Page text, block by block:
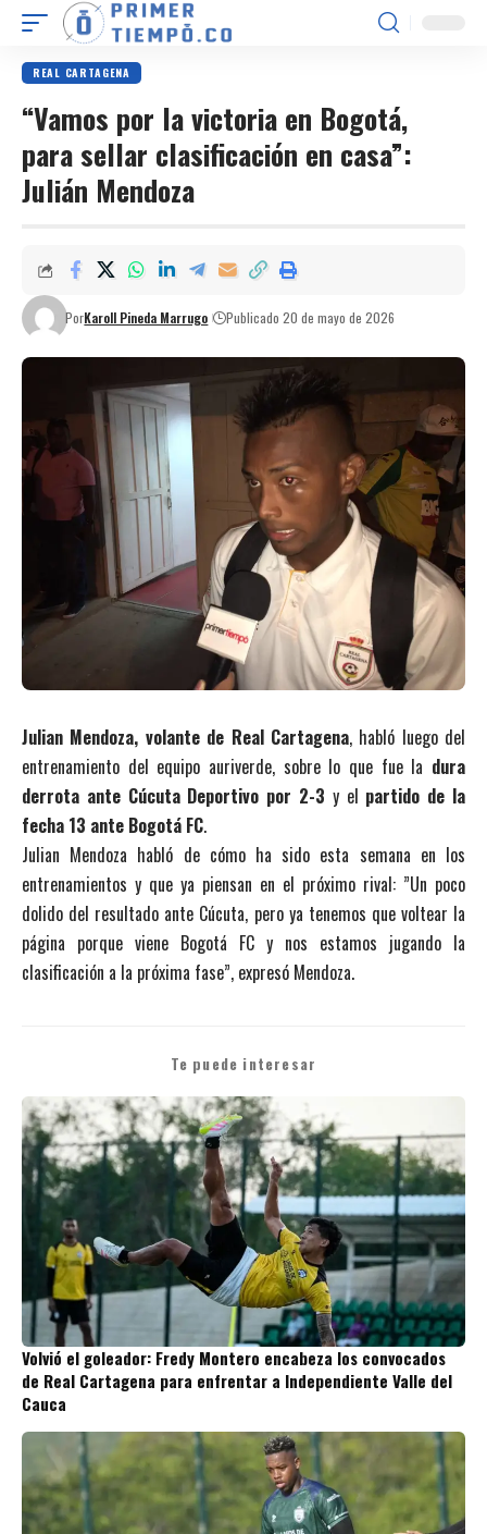
REAL CARTAGENA
“Vamos por la victoria en Bogotá,
para sellar clasificación en casa”:
Julián Mendoza
PorKaroll Pineda Marrugo Publicado 20 de mayo de 2026
Julian Mendoza, volante de Real Cartagena, habló luego del
entrenamiento del equipo auriverde, sobre lo que fue la dura
derrota ante Cúcuta Deportivo por 2-3 y el partido de la
fecha 13 ante Bogotá FC.
Julian Mendoza habló de cómo ha sido esta semana en los
entrenamientos y que ya piensan en el próximo rival: ”Un poco
dolido del resultado ante Cúcuta, pero ya tenemos que voltear la
página porque viene Bogotá FC y nos estamos jugando la
clasificación a la próxima fase”, expresó Mendoza.
Te puede interesar
Volvió el goleador: Fredy Montero encabeza los convocados
de Real Cartagena para enfrentar a Independiente Valle del
Cauca